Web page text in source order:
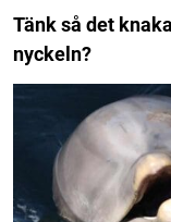
Tänk så det
nyckeln?